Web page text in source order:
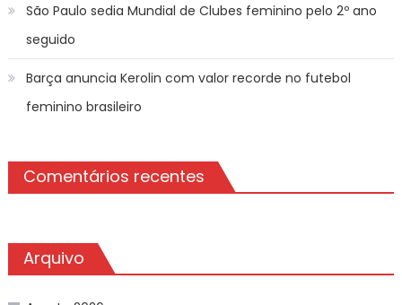
São Paulo sedia Mundial de Clubes feminino pelo 2º ano
seguido
Barça anuncia Kerolin com valor recorde no futebol
feminino brasileiro
Comentários recentes
Arquivo